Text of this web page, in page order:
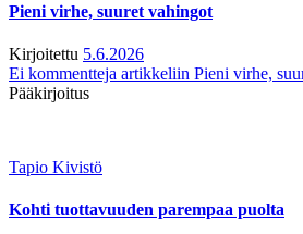
Pieni virhe, suuret vahingot
Kirjoitettu 5.6.2026
Ei kommentteja artikkeliin Pieni virhe,
Pääkirjoitus
Tapio Kivistö
Kohti tuottavuuden parempaa puolta